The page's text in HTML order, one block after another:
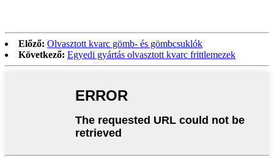
Előző: Olvasztott kvarc gömb- és gömbcsuklók
Következő: Egyedi gyártás olvasztott kvarc frittlemezek